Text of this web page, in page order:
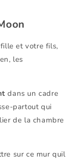
et votre fils,
les
dans un cadre
partout qui
de la chambre
sur ce mur quil